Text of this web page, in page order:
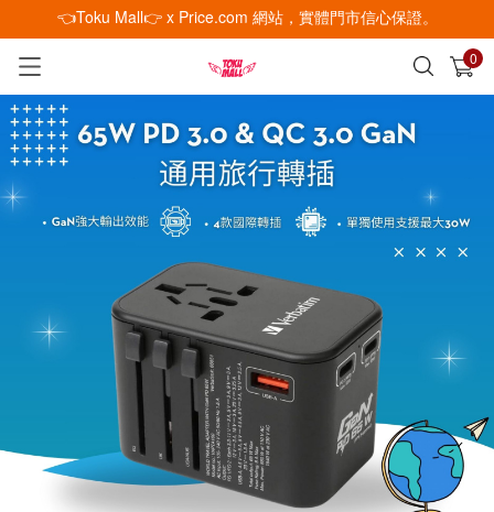
👈Toku Mall👉 x Price.com 網站，實體門市信心保證。
0
已加入購物車 查看